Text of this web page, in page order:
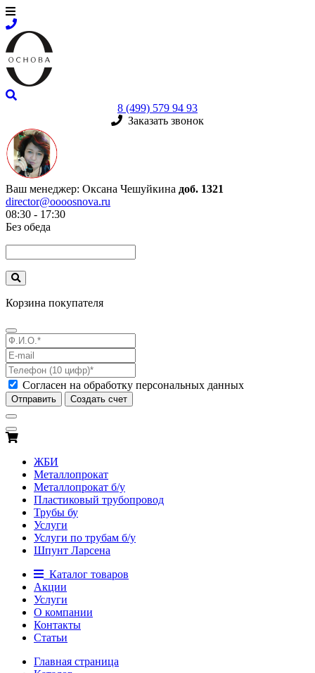
8 (499) 579 94 93
Заказать звонок
Ваш менеджер: Оксана Чешуйкина доб. 1321
director@oooosnova.ru
08:30 - 17:30
Без обеда
Корзина покупателя
Согласен на обработку персональных данных
Отправить Создать счет
ЖБИ
Металлопрокат
Металлопрокат б/у
Пластиковый трубопровод
Трубы бу
Услуги
Услуги по трубам б/у
Шпунт Ларсена
Каталог товаров
Акции
Услуги
О компании
Контакты
Статьи
Главная страница